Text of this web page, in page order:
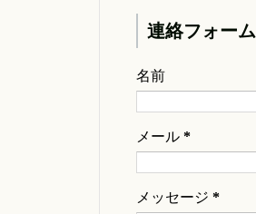
連絡フォーム
名前
メール *
メッセージ *